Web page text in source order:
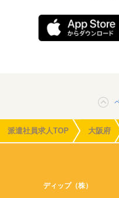
派遣社員求人TOP 大阪府
ディップ（株）